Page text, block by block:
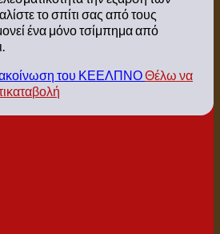
το σπίτι σας από τους
ένα μόνο τσίμπημα από
του ΚΕΕΛΠΝΟΘέλω να